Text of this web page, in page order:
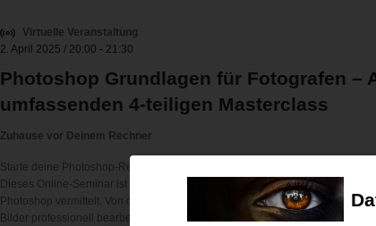
Photoshop Grundlagen für Fotografen –
umfassenden 4-teiligen Masterclass
2. April 2025 / 20:00 - 21:30
Zuhause vor Deinem Rechner
Virtuelle Veranstaltung
Starte deine Photoshop-Reise – Schritt für Schritt zur professionellen
Dieses Online-Seminar ist der erste Teil einer vierteiligen Serie, die dir alle
Photoshop vermittelt. Von den ersten Schritten bis hin zu fortgeschrittenen
Bilder professionell bearbeitest und optimierst.